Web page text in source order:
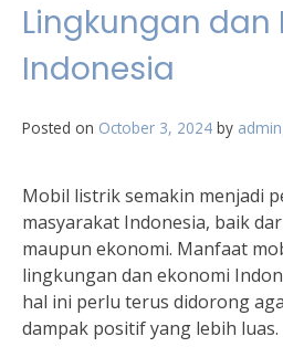
Lingkungan dan
Indonesia
Posted on October 3, 2024 by
Mobil listrik semakin menjadi
masyarakat Indonesia, baik
maupun ekonomi. Manfaat
lingkungan dan ekonomi
hal ini perlu terus didorong
dampak positif yang lebih luas.